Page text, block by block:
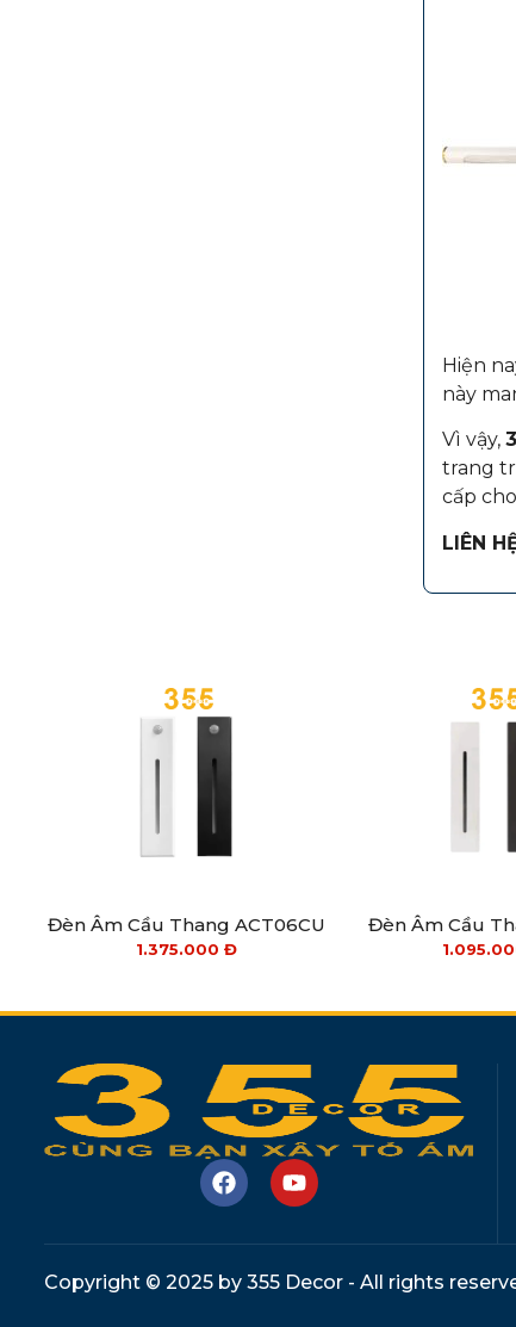
Hiện
này
Vì vậy,
trang
cấp
LIÊN
Đèn Âm Cầu Thang ACT06CU
1.375.000 Đ
Đèn Âm Cầu
Copyright © 2025 by 355 Decor - All rights